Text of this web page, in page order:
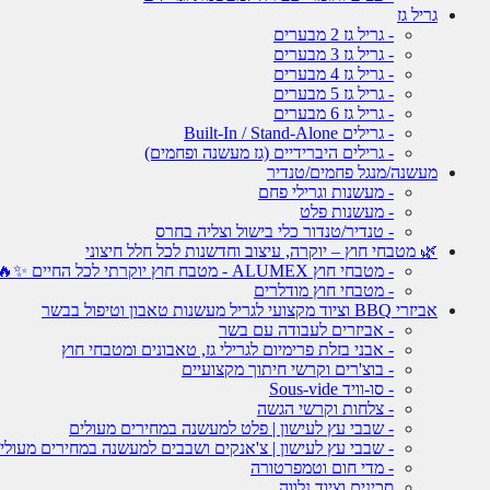
גריל גז
- גריל גז 2 מבערים
- גריל גז 3 מבערים
- גריל גז 4 מבערים
- גריל גז 5 מבערים
- גריל גז 6 מבערים
- גרילים Built-In / Stand-Alone
- גרילים היברידיים (גז מעשנה ופחמים)
מעשנה/מנגל פחמים/טנדיר
- מעשנות וגרילי פחם
- מעשנות פלט
- טנדיר/טנדור כלי בישול וצליה בחרס
🌿 מטבחי חוץ – יוקרה, עיצוב וחדשנות לכל חלל חיצוני
- מטבחי חוץ ALUMEX - מטבח חוץ יוקרתי לכל החיים ✨🔥
- מטבחי חוץ מודלרים
אביזרי BBQ וציוד מקצועי לגריל מעשנות טאבון וטיפול בבשר
- אביזרים לעבודה עם בשר
- אבני בזלת פרימיום לגרילי גז, טאבונים ומטבחי חוץ
- בוצ'רים וקרשי חיתוך מקצועיים
- סו-וויד Sous-vide
- צלחות וקרשי הגשה
- שבבי עץ לעישון | פלט למעשנה במחירים מעולים
- שבבי עץ לעישון | צ'אנקים ושבבים למעשנה במחירים
- מדי חום וטמפרטורה